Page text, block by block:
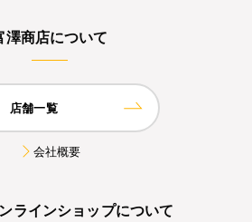
澤商店について
店舗一覧
会社概要
ラインショップについて